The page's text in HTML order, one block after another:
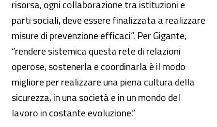
risorsa, ogni collaborazione tra istituzioni e
parti sociali, deve essere finalizzata a realizzare
misure di prevenzione efficaci”. Per Gigante,
“rendere sistemica questa rete di relazioni
operose, sostenerla e coordinarla è il modo
migliore per realizzare una piena cultura della
sicurezza, in una società e in un mondo del
lavoro in costante evoluzione.”